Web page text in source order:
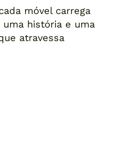
móvel carrega
uma história e uma
atravessa